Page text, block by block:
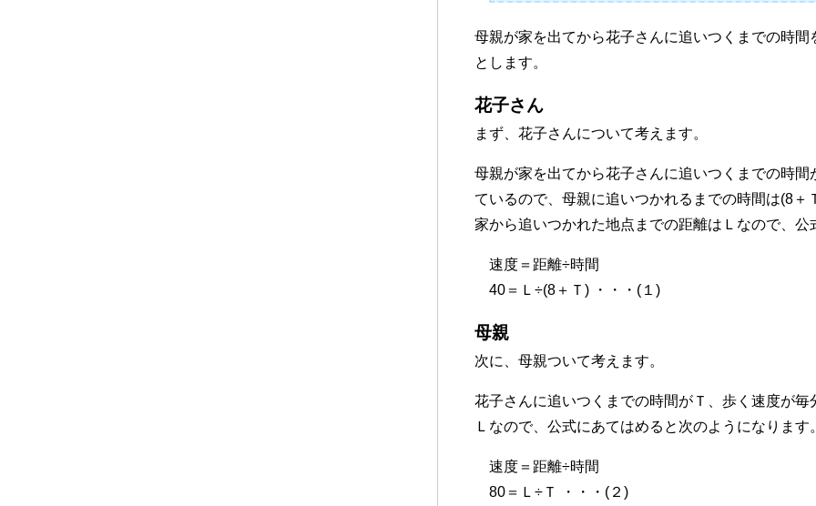
母親が家を出てから花子さんに追いつくまでの時
とします。
花子さん
まず、花子さんについて考えます。
母親が家を出てから花子さんに追いつくまでの時
ているので、母親に追いつかれるまでの時間は(8＋
家から追いつかれた地点までの距離はＬなので、公
速度＝距離÷時間
40＝Ｌ÷(8＋Ｔ) ・・・(１)
母親
次に、母親ついて考えます。
花子さんに追いつくまでの時間がＴ、歩く速度が
Ｌなので、公式にあてはめると次のようになります。
速度＝距離÷時間
80＝Ｌ÷Ｔ ・・・(２)